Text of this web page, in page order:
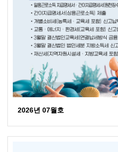
2026년 07월호